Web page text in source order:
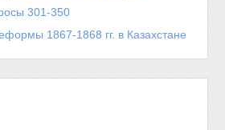
301-350
1867-1868 гг. в Казахстане